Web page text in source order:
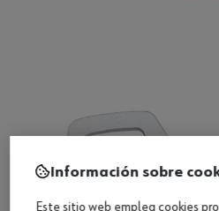
Información sobre
Este sitio web emplea cookies